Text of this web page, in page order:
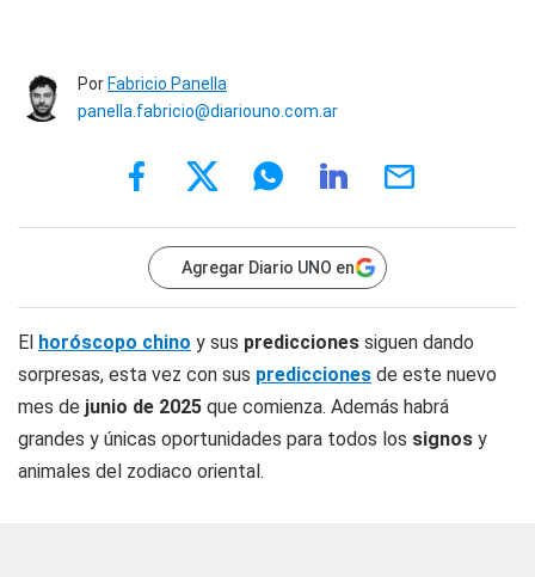
Por Fabricio Panella
panella.fabricio@diariouno.com.ar
Agregar Diario UNO en
El horóscopo chino y sus predicciones siguen dando
sorpresas, esta vez con sus predicciones de este nuevo
mes de junio de 2025 que comienza. Además habrá
grandes y únicas oportunidades para todos los signos y
animales del zodiaco oriental.